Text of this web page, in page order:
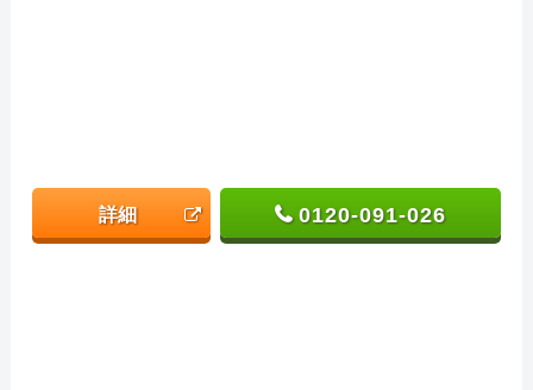
詳細 0120-091-026